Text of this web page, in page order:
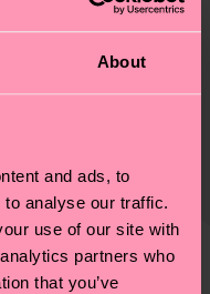
About
and ads, to
analyse our traffic.
use of our site with
partners who
that you’ve
Elastane
aussi de
d'entretenir
et BIEN PLUS
ainsi que des
sur notre page
France à compter
3 à 6 jours
qu'il s'agit
de livraison exact
locaux.
similaires